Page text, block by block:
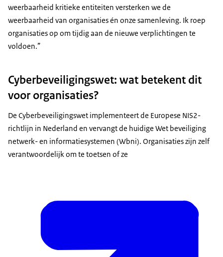
weerbaarheid kritieke entiteiten versterken we de
weerbaarheid van organisaties én onze samenleving. Ik roep
organisaties op om tijdig aan de nieuwe verplichtingen te
voldoen.”
Cyberbeveiligingswet: wat betekent dit
voor organisaties?
De Cyberbeveiligingswet implementeert de Europese NIS2-
richtlijn in Nederland en vervangt de huidige Wet beveiliging
netwerk- en informatiesystemen (Wbni). Organisaties zijn zelf
verantwoordelijk om te toetsen of ze